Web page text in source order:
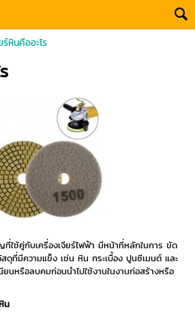
ร์หินคืออะไร
ใช้คู่กับเครื่องเจียร์ไฟฟ้า มีหน้าที่หลักในการ ขัด
ดุที่มีความแข็ง เช่น หิน กระเบื้อง ปูนซีเมนต์ และ
นหรือลบคมก่อนนำไปใช้งานในงานก่อสร้างหรือ
น